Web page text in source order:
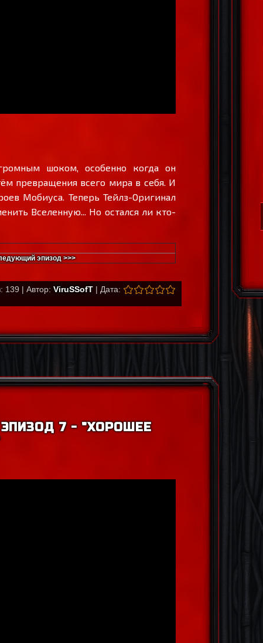
шоком, особенно когда он
превращения всего мира в себя. И
Мобиуса. Теперь Тейлз-Оригинал
Вселенную... Но остался ли кто-
эпизод >>>
139 | Автор: ViruSSofT | Дата:
7 - "ХОРОШЕЕ